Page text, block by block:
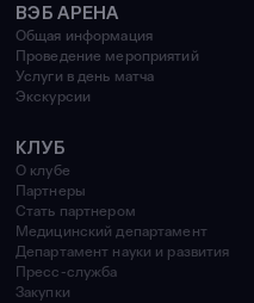
ВЭБ АРЕНА
Общая информация
Проведение мероприятий
Услуги в день матча
Экскурсии
КЛУБ
О клубе
Партнеры
Стать партнером
Медицинский департамент
Департамент науки и развития
Пресс-служба
Закупки